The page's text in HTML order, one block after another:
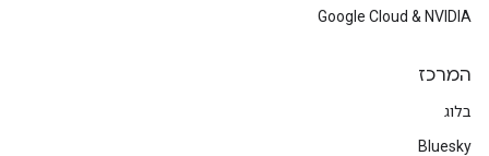
Google Cloud & NVIDIA
המרכז
בלוג
Bluesky